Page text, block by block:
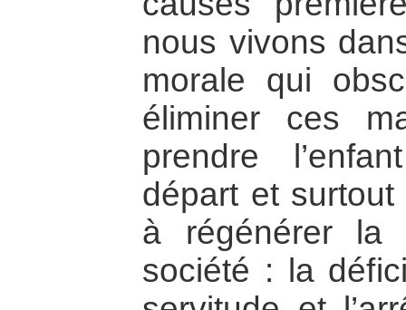
nous vivons
morale qui
éliminer ces
prendre
départ et
à régénérer la
société : la